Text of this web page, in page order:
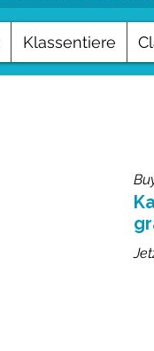
Klassentiere